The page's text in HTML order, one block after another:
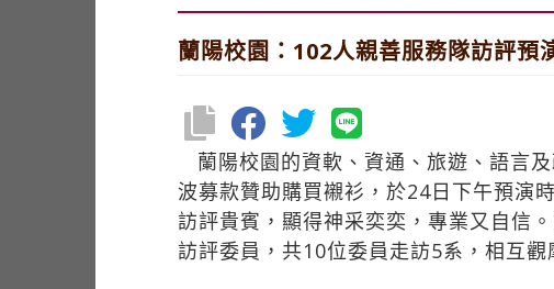
蘭陽校園：102人親善服務隊訪評預
蘭陽校園的資軟、資通、旅遊、語言
波募款贊助購買襯衫，於24日下午預演
訪評貴賓，顯得神采奕奕，專業又自信
訪評委員，共10位委員走訪5系，相互